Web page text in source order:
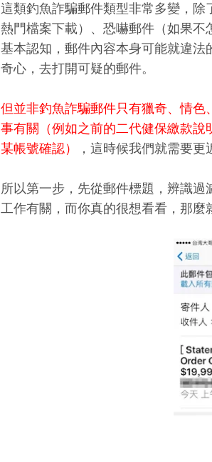
這類釣魚詐騙郵件類型非常多變，
熱門檔案下載）、恐嚇郵件（如果
基本認知，郵件內容本身可能就違
奇心，去打開可疑的郵件。
但並非釣魚詐騙郵件只有獵奇、情
事有關（例如之前的二代健保繳款
某帳號確認）
，這時候我們就需要更
所以第一步，先從郵件標題，辨識過
工作有關，而你真的很想看看，那麼